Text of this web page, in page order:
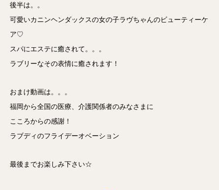
後半は。。
可愛いカニンヘンダックスの女の子ラヴちゃんのビューティーケ
ア♡
スパにエステに癒されて。。。
ラブリーなその表情に癒されます！
おまけ動画は。。。
福岡から全国の医療、介護関係者のみなさまに
こころからの感謝！
ラブディのフライデーオベーション
最後までお楽しみ下さい☆